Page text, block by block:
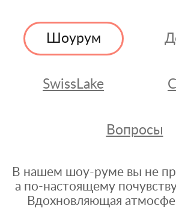
Шоурум
SwissLake
Вопросы
В нашем шоу-руме вы не
а по-настоящему
Вдохновляющая